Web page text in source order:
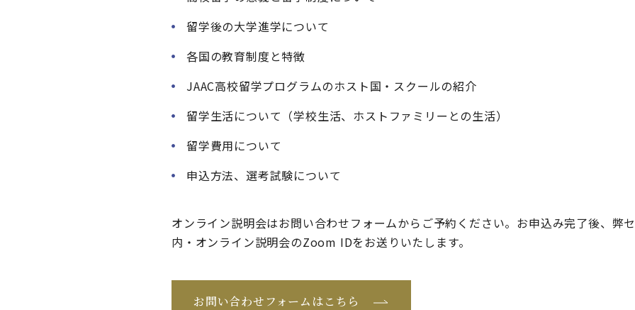
留学後の大学進学について
各国の教育制度と特徴
JAAC高校留学プログラムのホスト国・スクールの紹介
留学生活について（学校生活、ホストファミリーとの生活）
留学費用について
申込方法、選考試験について
オンライン説明会はお問い合わせフォームからご予約ください。お申込み完了後、弊
内・オンライン説明会のZoom IDをお送りいたします。
お問い合わせフォームはこちら